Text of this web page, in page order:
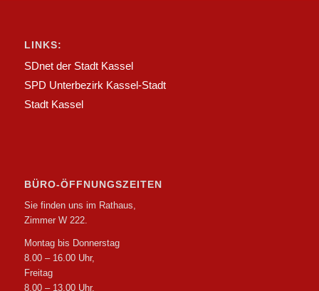
LINKS:
SDnet der Stadt Kassel
SPD Unterbezirk Kassel-Stadt
Stadt Kassel
BÜRO-ÖFFNUNGSZEITEN
Sie finden uns im Rathaus,
Zimmer W 222.
Montag bis Donnerstag
8.00 – 16.00 Uhr,
Freitag
8.00 – 13.00 Uhr.